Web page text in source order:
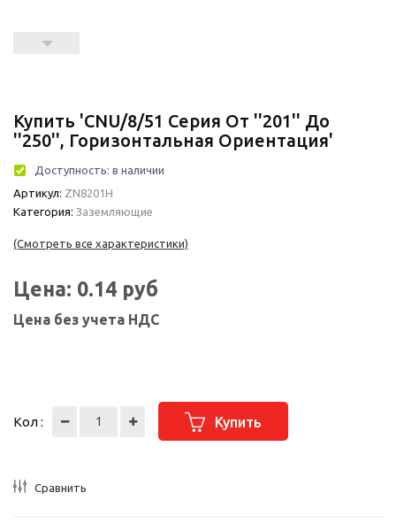
Купить 'CNU/8/51 Серия От ''201'' До
''250'', Горизонтальная Ориентация'
Доступность: в наличии
Артикул: ZN8201H
Категория: Заземляющие
(Смотреть все характеристики)
Цена: 0.14 руб
Цена без учета НДС
Кол : Купить
Сравнить